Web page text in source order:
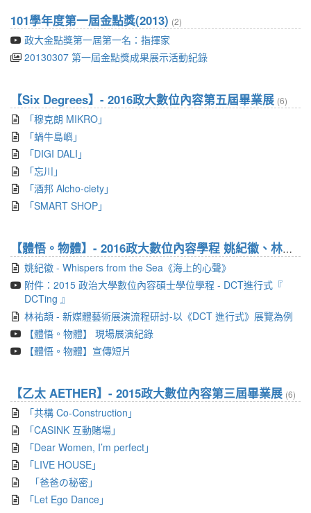
101學年度第一屆金點獎(2013) (2)
政大金點獎第一屆第一名：指揮家
20130307 第一屆金點獎成果展示活動紀錄
【Six Degrees】- 2016政大數位內容第五屆畢業展 (6)
「穆克朗 MIKRO」
「蝸牛島嶼」
「DIGI DALI」
「忘川」
「酒邦 Alcho-ciety」
「SMART SHOP」
【體悟。物體】- 2016政大數位內容學程 姚紀徽、林祐頡 碩士畢業展
姚紀徽 - Whispers from the Sea《海上的心聲》
附件：2015 政治大學數位內容碩士學位學程 - DCT進行式『
DCTing 』
林祐頡 - 新媒體藝術展演流程研討-以《DCT 進行式》展覽為例
【體悟。物體】 現場展演紀錄
【體悟。物體】宣傳短片
【乙太 AETHER】- 2015政大數位內容第三屆畢業展 (6)
「共構 Co-Construction」
「CASINK 互動賭場」
「Dear Women, I’m perfect」
「LIVE HOUSE」
「爸爸の秘密」
「Let Ego Dance」